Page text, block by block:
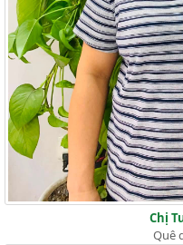
Chị
Quê